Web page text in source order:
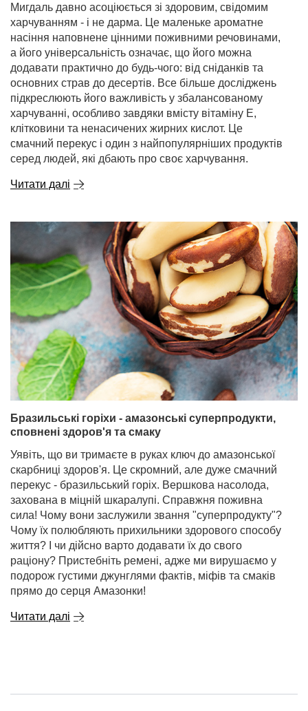
Мигдаль давно асоціюється зі здоровим, свідомим
харчуванням - і не дарма. Це маленьке ароматне
насіння наповнене цінними поживними речовинами,
а його універсальність означає, що його можна
додавати практично до будь-чого: від сніданків та
основних страв до десертів. Все більше досліджень
підкреслюють його важливість у збалансованому
харчуванні, особливо завдяки вмісту вітаміну Е,
клітковини та ненасичених жирних кислот. Це
смачний перекус і один з найпопулярніших продуктів
серед людей, які дбають про своє харчування.
Читати далі
Бразильські горіхи - амазонські суперпродукти,
сповнені здоров'я та смаку
Уявіть, що ви тримаєте в руках ключ до амазонської
скарбниці здоров'я. Це скромний, але дуже смачний
перекус - бразильський горіх. Вершкова насолода,
захована в міцній шкаралупі. Справжня поживна
сила! Чому вони заслужили звання "суперпродукту"?
Чому їх полюбляють прихильники здорового способу
життя? І чи дійсно варто додавати їх до свого
раціону? Пристебніть ремені, адже ми вирушаємо у
подорож густими джунглями фактів, міфів та смаків
прямо до серця Амазонки!
Читати далі